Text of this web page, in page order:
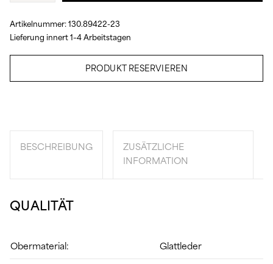
Artikelnummer: 130.89422-23
Lieferung innert 1–4 Arbeitstagen
PRODUKT RESERVIEREN
BESCHREIBUNG
ZUSÄTZLICHE
INFORMATION
QUALITÄT
Obermaterial: Glattleder